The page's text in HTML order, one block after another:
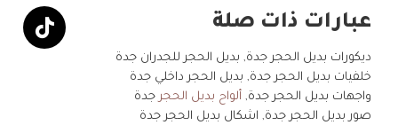
عبارات ذات صلة
ديكورات بديل الحجر جدة, بديل الحجر للجدران جدة
خلفيات بديل الحجر جدة, بديل الحجر داخلي جدة
واجهات بديل الحجر جدة, ألواح بديل الحجر جدة
صور بديل الحجر جدة, اشكال بديل الحجر جدة